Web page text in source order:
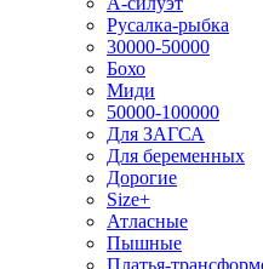
Русалка-рыбка
30000-50000
Бохо
Миди
50000-100000
Для ЗАГСА
Для беременных
Дорогие
Size+
Атласные
Пышные
Платья-